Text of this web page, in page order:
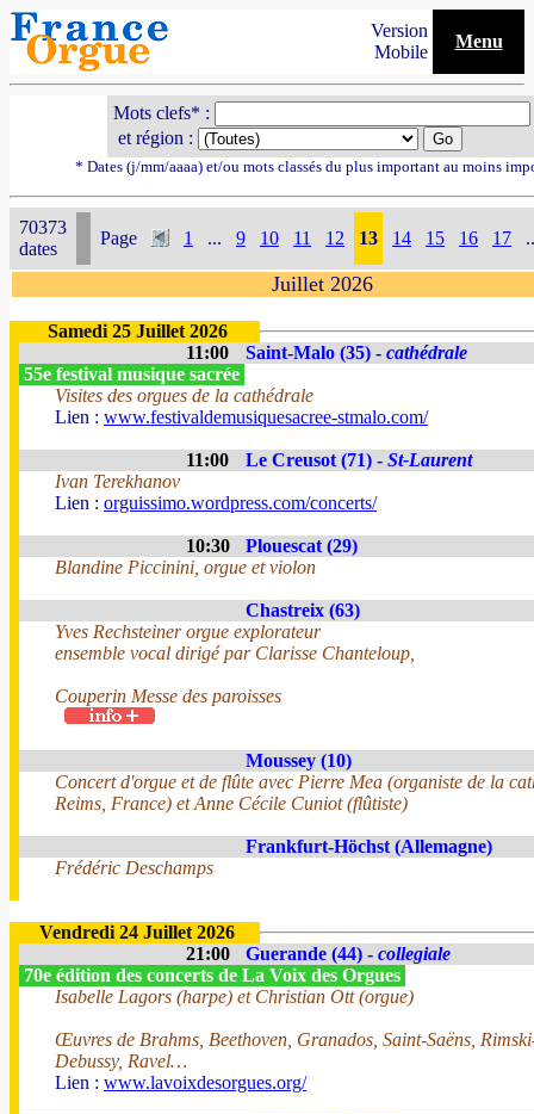
Version
Mobile
Menu
Mots clefs* :
et région :
* Dates (j/mm/aaaa) et/ou mots classés du plus important au moins
70373
dates
Page 1 ... 9 10 11 12 13 14 15 16 17
Juillet 2026
Samedi 25 Juillet 2026
11:00
Saint-Malo (35) - cathédrale
55e festival musique sacrée
Visites des orgues de la cathédrale
Lien : www.festivaldemusiquesacree-stmalo.com/
11:00 Le Creusot (71) - St-Laurent
Ivan Terekhanov
Lien : orguissimo.wordpress.com/concerts/
10:30
Plouescat (29)
Blandine Piccinini, orgue et violon
Chastreix (63)
Yves Rechsteiner orgue explorateur
ensemble vocal dirigé par Clarisse Chanteloup,
Couperin Messe des paroisses
Moussey (10)
Concert d'orgue et de flûte avec Pierre Mea (organiste de la
Reims, France) et Anne Cécile Cuniot (flûtiste)
Frankfurt-Höchst (Allemagne)
Frédéric Deschamps
Vendredi 24 Juillet 2026
21:00
Guerande (44) - collegiale
70e édition des concerts de La Voix des Orgues
Isabelle Lagors (harpe) et Christian Ott (orgue)
Œuvres de Brahms, Beethoven, Granados, Saint-Saëns,
Debussy, Ravel…
Lien : www.lavoixdesorgues.org/